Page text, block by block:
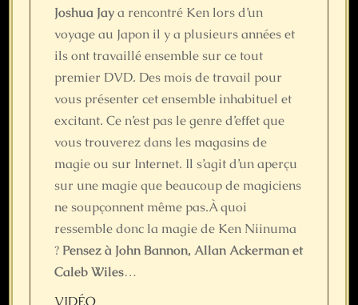
Joshua Jaya rencontré Ken lors d’un
voyage au Japon il y a plusieurs années et
ils ont travaillé ensemble sur ce tout
premier DVD. Des mois de travail pour
vous présenter cet ensemble inhabituel et
excitant. Ce n’est pas le genre d’effet que
vous trouverez dans les magasins de
magie ou sur Internet. Il s’agit d’un aperçu
sur une magie que beaucoup de magiciens
ne soupçonnent même pas.À quoi
ressemble donc la magie de Ken Niinuma
? Pensez à John Bannon, Allan Ackerman et
Caleb Wiles…
VIDÉO